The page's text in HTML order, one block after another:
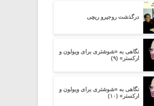
درگذشت روجیرو ریچی
نگاهی به «شوشتری برای ویولون و
ارکستر» (۹)
نگاهی به «شوشتری برای ویولون و
ارکستر» (۱۰)